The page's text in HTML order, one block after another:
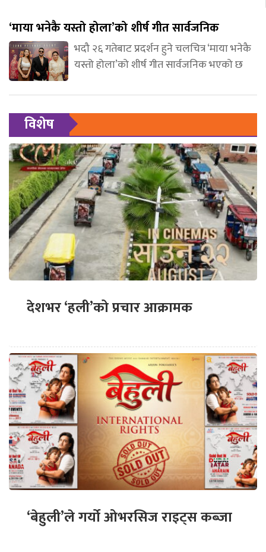
‘माया भनेकै यस्तो होला’को शीर्ष गीत सार्वजनिक
भदौ २६ गतेबाट प्रदर्शन हुने चलचित्र ‘माया भनेकै
यस्तो होला’को शीर्ष गीत सार्वजनिक भएको छ
विशेष
देशभर ‘हली’को प्रचार आक्रामक
‘बेहुली’ले गर्यो ओभरसिज राइट्स कब्जा